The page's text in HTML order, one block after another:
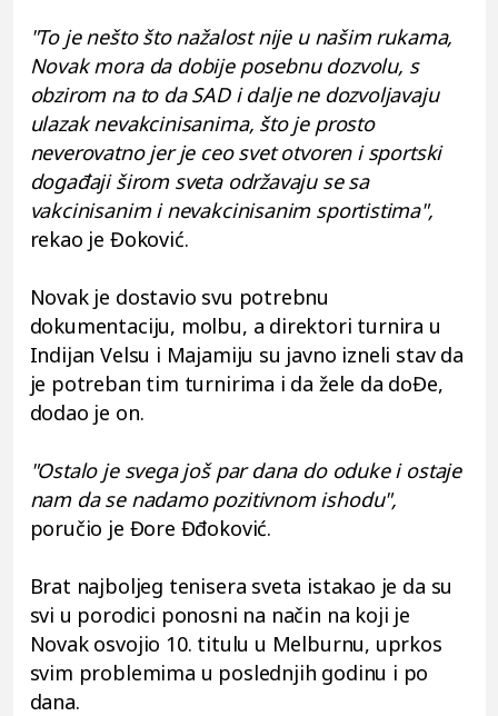
"To je nešto što nažalost nije u našim rukama,
Novak mora da dobije posebnu dozvolu, s
obzirom na to da SAD i dalje ne dozvoljavaju
ulazak nevakcinisanima, što je prosto
neverovatno jer je ceo svet otvoren i sportski
događaji širom sveta održavaju se sa
vakcinisanim i nevakcinisanim sportistima",
rekao je Đoković.
Novak je dostavio svu potrebnu
dokumentaciju, molbu, a direktori turnira u
Indijan Velsu i Majamiju su javno izneli stav da
je potreban tim turnirima i da žele da doĐe,
dodao je on.
"Ostalo je svega još par dana do oduke i ostaje
nam da se nadamo pozitivnom ishodu",
poručio je Đore Đđoković.
Brat najboljeg tenisera sveta istakao je da su
svi u porodici ponosni na način na koji je
Novak osvojio 10. titulu u Melburnu, uprkos
svim problemima u poslednjih godinu i po
dana.